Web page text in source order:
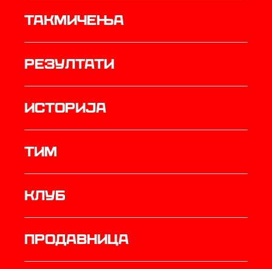
Такмичења
резултати
историја
ТИМ
Клуб
продавница